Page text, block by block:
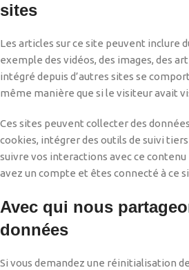
sites
Les articles sur ce site peuvent inclure
exemple des vidéos, des images, des
intégré depuis d’autres sites se
même manière que si le visiteur avait
Ces sites peuvent collecter des
cookies, intégrer des outils de suivi
suivre vos interactions avec ce contenu
avez un compte et êtes connecté à ce
Avec qui nous
données
Si vous demandez une réinitialisation